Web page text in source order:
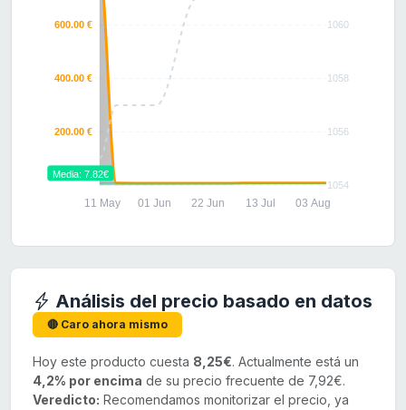
1060
1058
1056
1054
600.00 €
400.00 €
200.00 €
11 May 01 Jun 22 Jun 13 Jul 03 Aug
Media: 7.82€
Análisis del precio basado en datos
🔴 Caro ahora mismo
Hoy este producto cuesta 8,25€. Actualmente está un
4,2% por encima de su precio frecuente de 7,92€.
Veredicto: Recomendamos monitorizar el precio, ya